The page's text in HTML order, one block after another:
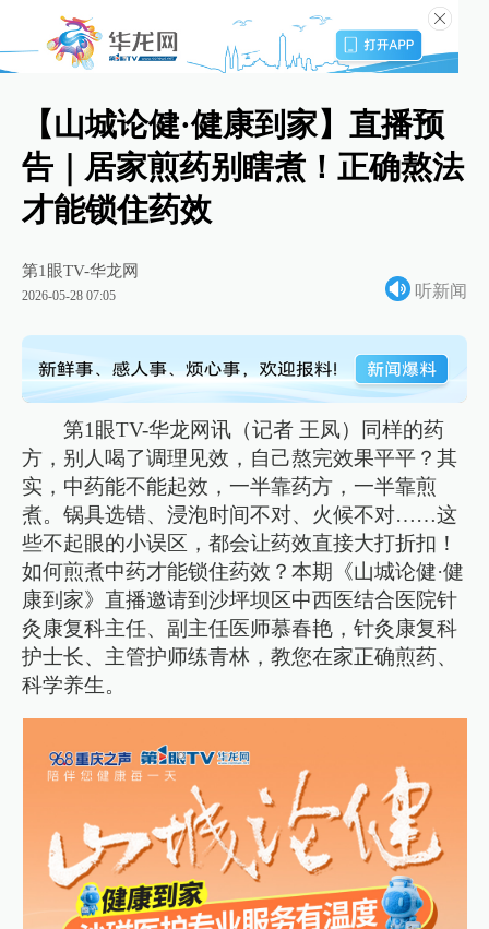
【山城论健·健康到家】直播预
告｜居家煎药别瞎煮！正确熬法
才能锁住药效
第1眼TV-华龙网
2026-05-28 07:05 听新闻
第1眼TV-华龙网讯（记者 王凤）同样的药
方，别人喝了调理见效，自己熬完效果平平？其
实，中药能不能起效，一半靠药方，一半靠煎
煮。锅具选错、浸泡时间不对、火候不对……这
些不起眼的小误区，都会让药效直接大打折扣！
如何煎煮中药才能锁住药效？本期《山城论健·健
康到家》直播邀请到沙坪坝区中西医结合医院针
灸康复科主任、副主任医师慕春艳，针灸康复科
护士长、主管护师练青林，教您在家正确煎药、
科学养生。